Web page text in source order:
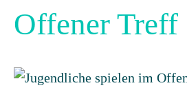
Offener Treff